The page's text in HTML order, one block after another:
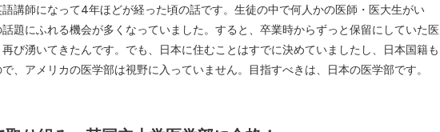
講師になって4年ほどが経った頃の話です。生徒の中で何人かの医師・医大生がい
題にふれる機会が多くなっていました。すると、卒業時からずっと保留にしていた医
び湧いてきたんです。でも、日本に住むことはすでに決めていましたし、日本国籍も
、アメリカの医学部は視野に入っていません。目指すべきは、日本の医学部です。